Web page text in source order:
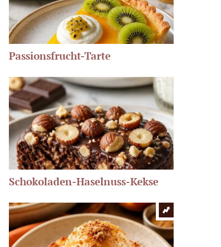
Passionsfrucht-Tarte
Schokoladen-Haselnuss-Kekse